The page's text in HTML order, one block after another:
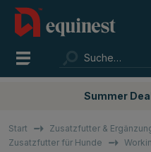
Summer
Start
Zusatzfutter &
Zusatzfutter für Hunde